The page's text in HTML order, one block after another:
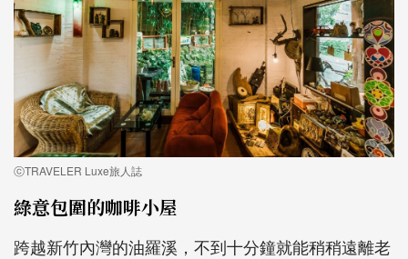
ⓒTRAVELER Luxe旅人誌
綠意包圍的咖啡小屋
跨越新竹內灣的油羅溪，不到十分鐘就能稍稍遠離老